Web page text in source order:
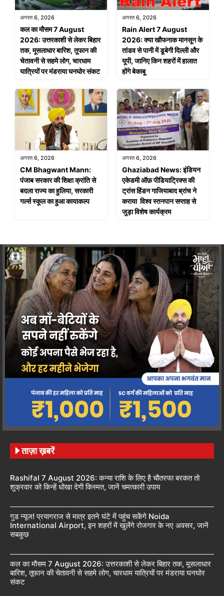
अगस्त 6, 2026
कल का मौसम 7 August
2026: उत्तरकाशी से लेकर बिहार
तक, मूसलाधार बारिश, तूफान की
चेतावनी से सहमे लोग, चारधाम
यात्रियों पर मंडराया घनघोर संकट
अगस्त 6, 2026
Rain Alert 7 August
2026: क्या खौफनाक मानसून के
तांडव से पानी में डूबेगी दिल्ली और
यूपी, जानिए किन शहरों में हालात
होंगे बेकाबू
अगस्त 6, 2026
CM Bhagwant Mann:
पंजाब सरकार की शिक्षा क्रांति से
बदला राज्य का हुलिया, सरकारी
गर्ल्स स्कूल का हुआ कायाकल्प
अगस्त 6, 2026
Ghaziabad News: इंडियन
एकेडमी ऑफ़ पीडियाट्रिक्स की
ट्रांस हिंडन गाजियाबाद ब्रांच ने
कराया विश्व स्तनपान सप्ताह से
जुड़ा विशेष कार्यक्रम
ताज़ा ख़बरें
Rashifal 7 August 2026: कन्या राशि के लिए है चौतरफा बरकत तो
शुक्रवार को किन्हें धोखा देगी किस्मत, जानें चमत्कारी उपाय
गुड न्यूज! प्रयागराज से मात्र इतने घंटे में पहुंच सकेंगे Noida
International Airport, इन शहरों में खुलेंगे रोजगार के नए अवसर, जानें
सबकुछ
कल का मौसम 7 August 2026: उत्तरकाशी से लेकर बिहार तक, मूसलाधार
बारिश, तूफान की चेतावनी से सहमे लोग, चारधाम यात्रियों पर मंडराया घनघोर
संकट